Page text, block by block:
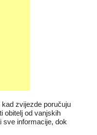
kad zvijezde poručuju
obitelj od vanjskih
sve informacije, dok